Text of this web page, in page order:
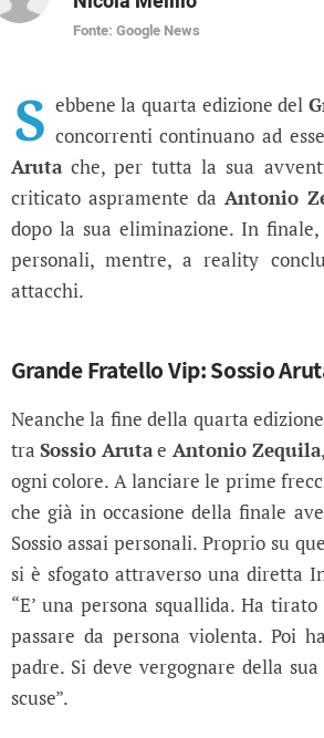
Fonte: Google News
Grande Fratello Vip,
L'ex cavaliere di Uomini e
S ebbene la quarta edizione del
concorrenti continuano ad
Arutache, per tutta la sua
criticato aspramente da Antonio
dopo la sua eliminazione. In
personali, mentre, a reality
attacchi.
Grande Fratello Vip: Sossio
Neanche la fine della quarta
tra Sossio Arutae Antonio Zequila
ogni colore. A lanciare le prime
che già in occasione della finale
Sossio assai personali. Proprio su
si è sfogato attraverso una diretta
“E’ una persona squallida. Ha
passare da persona violenta. Poi
padre. Si deve vergognare della
scuse”.